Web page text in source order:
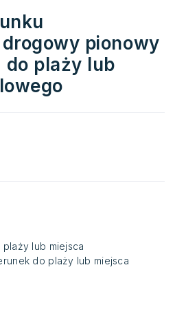
pionowy
plaży lub
lub miejsca
do plaży lub miejsca